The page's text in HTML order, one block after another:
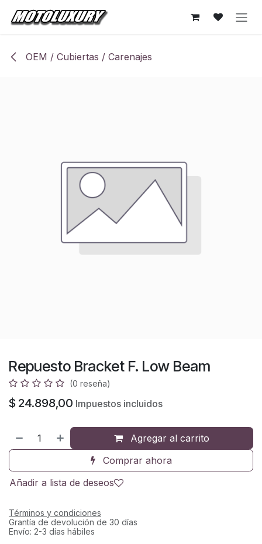
Ir al contenido
OEM / Cubiertas / Carenajes
Repuesto Bracket F. Low Beam
(0 reseña)
$ 24.898,00 Impuestos incluidos
Agregar al carrito
Comprar ahora
Añadir a lista de deseos
Términos y condiciones
Grantía de devolución de 30 días
Envío: 2-3 días hábiles